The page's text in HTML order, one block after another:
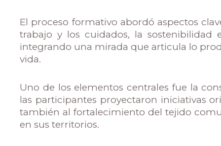
El proceso formativo abordó aspectos
trabajo y los cuidados, la sostenibilidad
integrando una mirada que articula lo
vida.
Uno de los elementos centrales fue la
las participantes proyectaron iniciativas
también al fortalecimiento del tejido
en sus territorios.